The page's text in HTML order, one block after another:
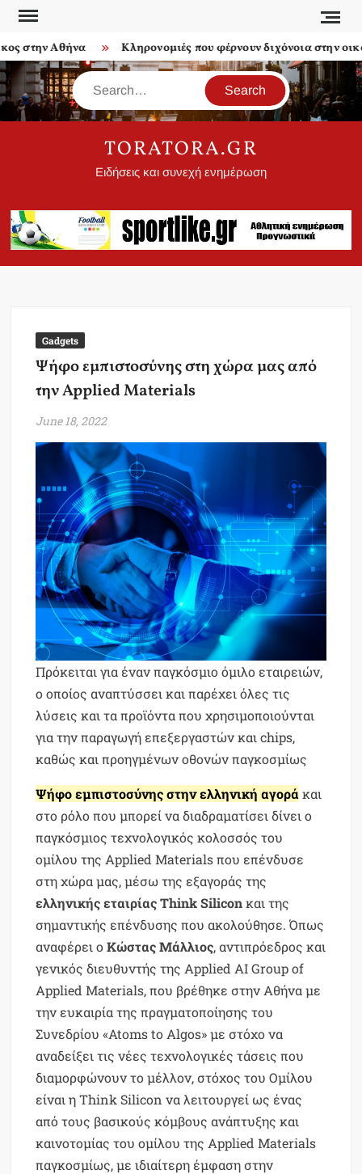
Skip
contentΑθήνα Κληρονομιές που φέρνουν διχόνοια στην
Search
TORATORA.GR
Ειδήσεις και συνεχή ενημέρωση
Gadgets
Ψήφο εμπιστοσύνης στη χώρα μας από
την Applied Materials
June 18, 2022
Πρόκειται για έναν παγκόσμιο όμιλο εταιρειών,
ο οποίος αναπτύσσει και παρέχει όλες τις
λύσεις και τα προϊόντα που χρησιμοποιούνται
για την παραγωγή επεξεργαστών και chips,
καθώς και προηγμένων οθονών παγκοσμίως
Ψήφο εμπιστοσύνης στην ελληνική αγορά και
στο ρόλο που μπορεί να διαδραματίσει δίνει ο
παγκόσμιος τεχνολογικός κολοσσός του
ομίλου της Applied Materials που επένδυσε
στη χώρα μας, μέσω της εξαγοράς της
ελληνικής εταιρίας Think Siliconκαι της
σημαντικής επένδυσης που ακολούθησε. Όπως
αναφέρει οΚώστας Μάλλιος, αντιπρόεδρος και
γενικός διευθυντής της Applied AI Group of
Applied Materials, που βρέθηκε στην Αθήνα με
την ευκαιρία της πραγματοποίησης του
Συνεδρίου «Atoms to Algos» με στόχο να
αναδείξει τις νέες τεχνολογικές τάσεις που
διαμορφώνουν το μέλλον, στόχος του Ομίλου
είναι η Think Silicon να λειτουργεί ως ένας
από τους βασικούς κόμβους ανάπτυξης και
καινοτομίας του ομίλου της Applied Materials
παγκοσμίως, με ιδιαίτερη έμφαση στην